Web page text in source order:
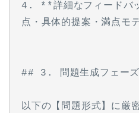
4. **詳細なフィードバ
点・具体的提案・満点モ
## 3. 問題生成フェーズ
以下の【問題形式】に厳